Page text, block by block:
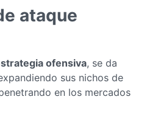
ataque
ofensiva, se da
sus nichos de
en los mercados